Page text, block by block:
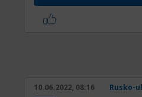
10.06.2022, 08:16 Rusko-